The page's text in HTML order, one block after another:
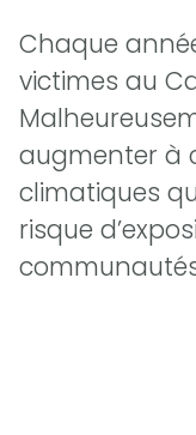
Chaque
victimes au
augmenter à
climatiques
risque